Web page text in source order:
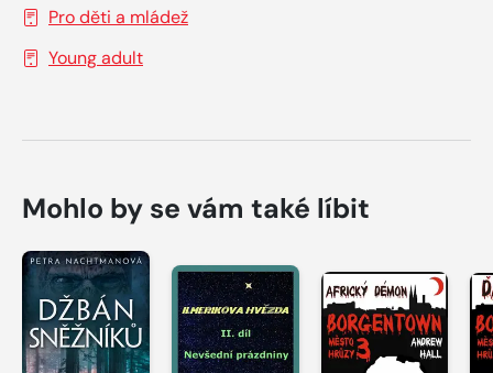
Pro děti a mládež
Young adult
Mohlo by se vám také líbit